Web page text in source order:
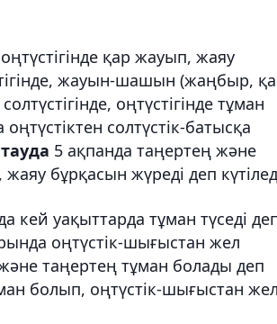
қар жауып, жаяу
жауын-шашын (жаңбыр,
оңтүстігінде тұман
солтүстік-батысқа
5 ақпанда таңертең және
бұрқасын жүреді деп
кей уақыттарда тұман түседі
оңтүстік-шығыстан жел
таңертең тұман болады деп
болып, оңтүстік-шығыстан жел